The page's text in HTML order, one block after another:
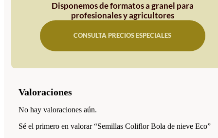
Disponemos de formatos a granel para
profesionales y agricultores
CONSULTA PRECIOS ESPECIALES
Valoraciones
No hay valoraciones aún.
Sé el primero en valorar “Semillas Coliflor Bola de nieve Eco”